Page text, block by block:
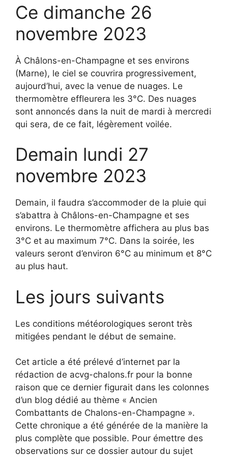
Ce dimanche 26
novembre 2023
À Châlons-en-Champagne et ses environs
(Marne), le ciel se couvrira progressivement,
aujourd’hui, avec la venue de nuages. Le
thermomètre effleurera les 3°C. Des nuages
sont annoncés dans la nuit de mardi à mercredi
qui sera, de ce fait, légèrement voilée.
Demain lundi 27
novembre 2023
Demain, il faudra s’accommoder de la pluie qui
s’abattra à Châlons-en-Champagne et ses
environs. Le thermomètre affichera au plus bas
3°C et au maximum 7°C. Dans la soirée, les
valeurs seront d’environ 6°C au minimum et 8°C
au plus haut.
Les jours suivants
Les conditions météorologiques seront très
mitigées pendant le début de semaine.
Cet article a été prélevé d’internet par la
rédaction de acvg-chalons.fr pour la bonne
raison que ce dernier figurait dans les colonnes
d’un blog dédié au thème « Ancien
Combattants de Chalons-en-Champagne ».
Cette chronique a été générée de la manière la
plus complète que possible. Pour émettre des
observations sur ce dossier autour du sujet